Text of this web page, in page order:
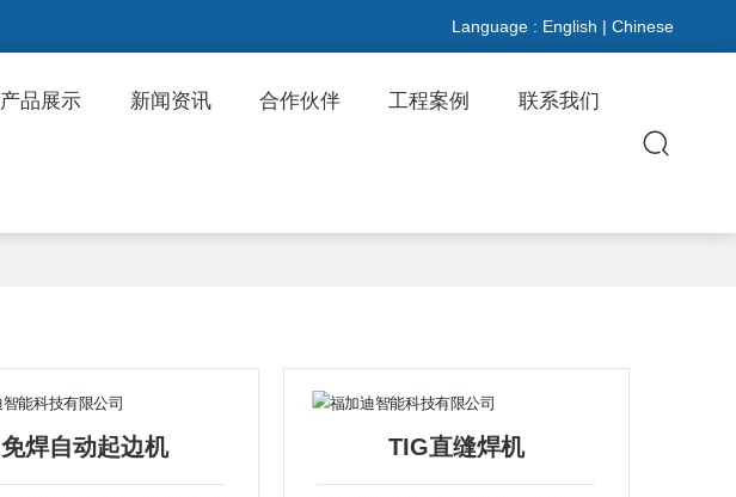
Language : English | Chinese
产品展示 新闻资讯 合作伙伴 工程案例 联系我们
免焊自动起边机 TIG直缝焊机